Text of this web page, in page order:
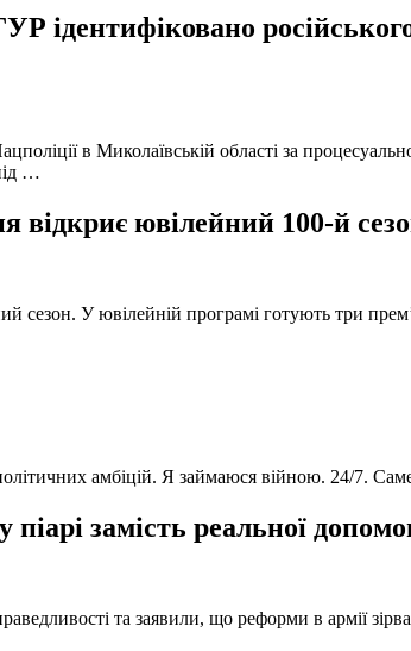
ідентифіковано
в Миколаївській області за
…
відкриє ювілейний 100-й
сезон. У ювілейній програмі готують три
амбіцій. Я займаюся війною. 24/7.
замість реальної
та заявили, що реформи в армії